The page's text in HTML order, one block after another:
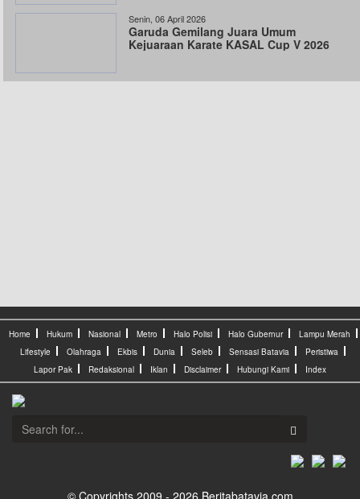
Senin, 06 April 2026
Garuda Gemilang Juara Umum
Kejuaraan Karate KASAL Cup V 2026
Home Hukum Nasional Metro Halo Polisi Halo Gubernur
Lampu Merah
Lifestyle
Olahraga Ekbis Dunia Seleb Sensasi Batavia
Peristiwa
Lapor Pak
Redaksional Iklan Disclaimer Hubungi Kami Index
© Copyrights 2009 - 2026 Beritabatavia.com